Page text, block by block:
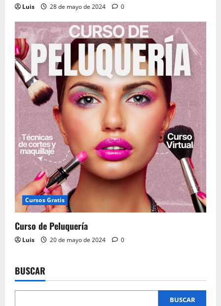
Luis 28 de mayo de 2024 0
Cursos Gratis
Curso de Peluquería
Luis 20 de mayo de 2024 0
BUSCAR
BUSCAR